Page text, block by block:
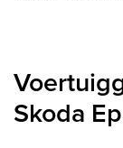
Skoda